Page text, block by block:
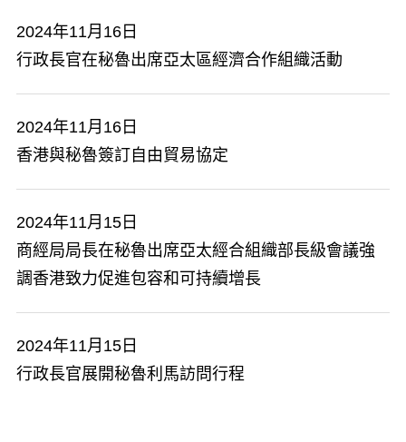
2024年11月16日
行政長官在秘魯出席亞太區經濟合作組織活動
2024年11月16日
香港與秘魯簽訂自由貿易協定
2024年11月15日
商經局局長在秘魯出席亞太經合組織部長級會議強
調香港致力促進包容和可持續增長
2024年11月15日
行政長官展開秘魯利馬訪問行程